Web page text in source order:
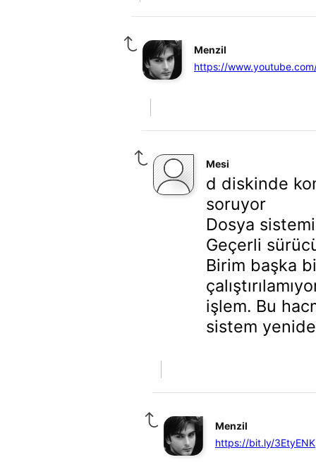
Menzil
https://
Mesi
d diskinde
soruyor
Dosya
Geçerli
Birim başka
işlem. Bu
sistem
Menzil
https://bit.ly/3EtyENK